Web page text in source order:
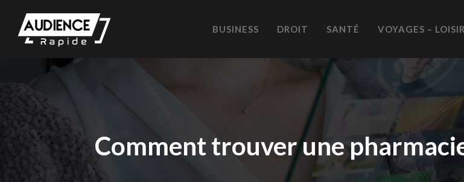
BUSINESS DROIT SANTÉ VOYAGES –
Comment trouver une